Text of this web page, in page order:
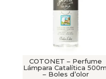
COTONET – Perfume
Lámpara Catalítica
– Boles d’olor